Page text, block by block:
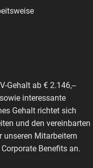
Gehalt ab € 2.146,--
interessante
Gehalt richtet sich
und den vereinbarten
unseren Mitarbeitern
Benefits an.